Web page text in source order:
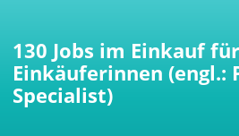
130 Jobs im Einkauf
Einkäuferinnen (engl.:
Specialist)